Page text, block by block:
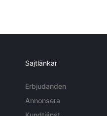
Sajtlänkar
Erbjudanden
Annonsera